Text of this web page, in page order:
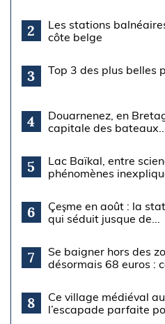
2
Les stations
côte belge
3 Top 3 des plus belles
4
Douarnenez, en
capitale des
5
Lac Baïkal, entre
phénomènes
6
Çeşme en août : la
qui séduit jusque de...
7
Se baigner hors des
désormais 68 euros :
8
Ce village médiéval
l’escapade parfaite